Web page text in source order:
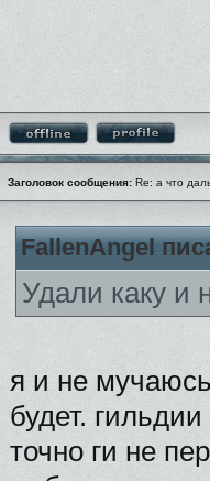
Заголовок сообщения: Re: а что
FallenAngel
Удали каку и
я и не
будет.
точно ги не